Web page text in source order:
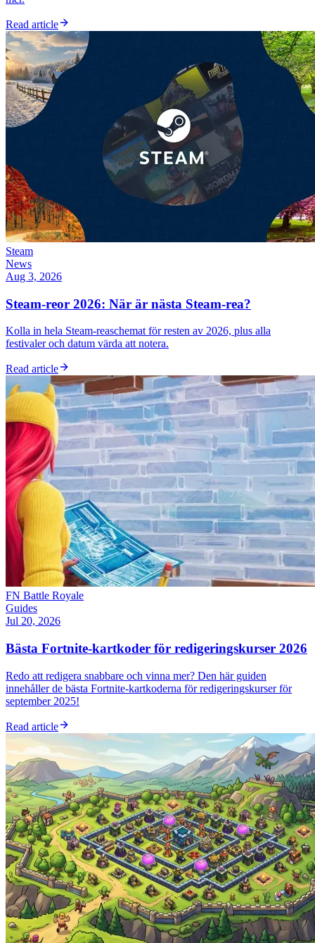
Read article
Steam
News
Aug 3, 2026
Steam-reor 2026: När är nästa Steam-rea?
Kolla in hela Steam-reaschemat för resten av 2026, plus alla
festivaler och datum värda att notera.
Read article
FN Battle Royale
Guides
Jul 20, 2026
Bästa Fortnite-kartkoder för redigeringskurser 2026
Redo att redigera snabbare och vinna mer? Den här guiden
innehåller de bästa Fortnite-kartkoderna för redigeringskurser för
september 2025!
Read article